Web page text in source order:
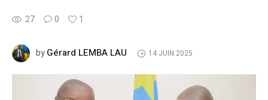
27 0 1
byGérard LEMBA LAU 14 JUIN 2025